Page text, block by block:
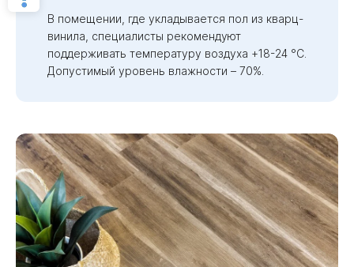
В помещении, где укладывается пол из кварц-
винила, специалисты рекомендуют
поддерживать температуру воздуха +18-24 °С.
Допустимый уровень влажности – 70%.